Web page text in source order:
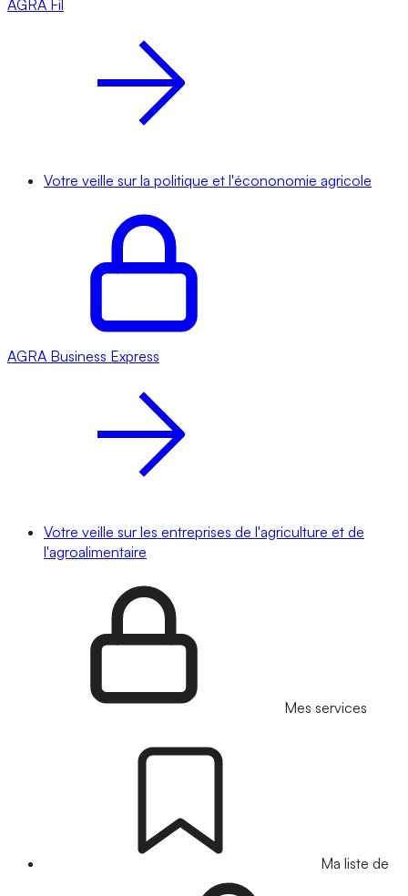
AGRA Fil
Votre veille sur la politique et l'écononomie agricole
AGRA Business Express
Votre veille sur les entreprises de l'agriculture et de
l'agroalimentaire
Mes services
Ma liste de